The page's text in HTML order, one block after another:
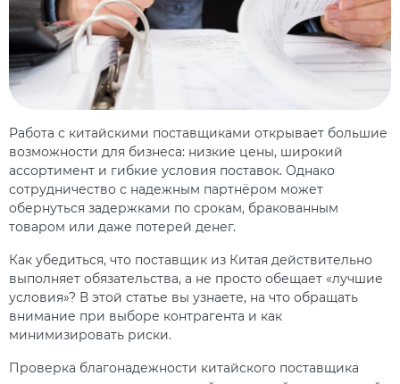
Работа с китайскими поставщиками открывает большие
возможности для бизнеса: низкие цены, широкий
ассортимент и гибкие условия поставок. Однако
сотрудничество с надежным партнёром может
обернуться задержками по срокам, бракованным
товаром или даже потерей денег.
Как убедиться, что поставщик из Китая действительно
выполняет обязательства, а не просто обещает «лучшие
условия»? В этой статье вы узнаете, на что обращать
внимание при выборе контрагента и как
минимизировать риски.
Проверка благонадежности китайского поставщика